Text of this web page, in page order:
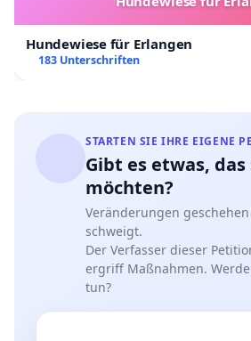
Hundewiese für Erlangen
183 Unterschriften
STARTEN SIE IHRE EIGENE
Gibt es etwas,
möchten?
Veränderungen
schweigt.
Der Verfasser dieser
ergriff Maßnahmen.
tun?